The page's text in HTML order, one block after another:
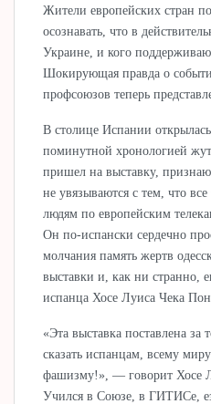
Жители европейских стран
осознавать, что в
Украине, и кого
Шокирующая правда о
профсоюзов теперь
В столице Испании
поминутной хронологией
пришел на выставку,
не увязываются с тем, что
людям по европейским
Он по-испански сердечно
молчания память жертв
выставки и, как ни странно,
испанца Хосе Луиса Чека
«Эта выставка поставлена за
сказать испанцам, всему
фашизму!», — говорит Хосе
Учился в Союзе, в ГИТИСе,